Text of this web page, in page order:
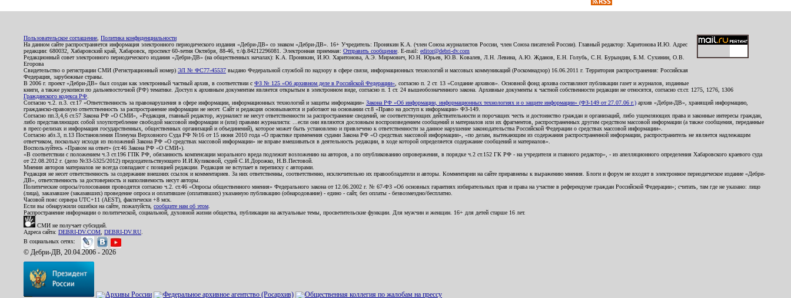
Пользовательское соглашение Политика конфиденциальности
На данном сайте распространяется информация электронного периодического издания «Дебри-ДВ» со знаком «Дебри-ДВ». 16+ Учредитель: Пронякин К.А. (член Союза журналистов России, член Союза писателей России). Главный редактор: Харитонова И.Ю. Адрес
редакции: 680032, Хабаровский край, Хабаровск, проспект 60-летия Октября, 88-46, т./ф.84212296081. Электронная приемная: Отправить сообщение . E-mail: editor@debri-dv.com
Редакционный совет электронного периодического издания «Дебри-ДВ» (на общественных началах): К.А. Пронякин, И.Ю. Харитонова, А.Э. Мирмович, Ю.Н. Юрьев, Ю.В. Ковалев, Л.Н. Левина, А.Ю. Жданов, Е.Н. Голубь, С.Н. Бурындин, Б.М. Сухинин, О.В.
Егорова
Свидетельство о регистрации СМИ (Регистрационный номер) ЭЛ № ФС77-45537 выдано Федеральной службой по надзору в сфере связи, информационных технологий и массовых коммуникаций (Роскомнадзор) 16.06.2011 г. Территория распространения: Российская
Федерация, зарубежные страны.
В 2006 г. проект «Дебри-ДВ» был создан как электронный частный архив, в соответствии с ФЗ № 125 «Об архивном деле в Российской Федерации» , согласно п. 2 ст. 13 «Создание архивов». Основной фонд архива составляют публикации газет и журналов, изданные
книги, а также рукописи по дальневосточной (РФ) тематике. Доступ к архивным документам является открытым в электронном виде, согласно п. 1 ст. 24 вышеобозначенного закона. Архивные документы к частной собственности редакции не относятся, согласно ст.ст. 1275, 1276, 1306
Гражданского кодекса РФ
Согласно ч.2. п.3. ст.17 «Ответственность за правонарушения в сфере информации, информационных технологий и защиты информации» Закона РФ «Об информации, информационных технологиях и о защите информации» (ФЗ-149 от 27.07.06 г.) архив «Дебри-ДВ», хранящий информацию,
гражданско-правовую ответственность за распространение информации не несет. Сайт и редакция основываются и работают на основании ст.8 «Право на доступ к информации» ФЗ-149.
Согласно пп.3,4,6 ст.57 Закона РФ «О СМИ», «Редакция, главный редактор, журналист не несут ответственности за распространение сведений, не соответствующих действительности и порочащих честь и достоинство граждан и организаций, либо ущемляющих права и законные интересы граждан,
либо представляющих собой злоупотребление свободой массовой информации и (или) правами журналиста: ...если они являются дословным воспроизведением сообщений и материалов или их фрагментов, распространенных другим средством массовой информации (а также сообщения, переданные
в пресс-релизах и информация государственных, общественных организаций и объединений), которое может быть установлено и привлечено к ответственности за данное нарушение законодательства Российской Федерации о средствах массовой информации».
Согласно абз.3, п.13 Постановления Пленума Верховного Суда РФ №16 от 15 июня 2010 года «О практике применения судами Закона РФ «О средствах массовой информации», «по делам, вытекающим из содержания распространенной информации, распространитель не является надлежащим
ответчиком, поскольку исходя из положений Закона РФ «О средствах массовой информации» не вправе вмешиваться в деятельность редакции, в ходе которой определяется содержание сообщений и материалов».
Воспользуйтесь «Правом на ответ» (ст.46 Закона РФ «О СМИ»).
«В соответствии с положением ч.3 ст.196 ГПК РФ, обязанность компенсации морального вреда подлежит возложению на авторов, а по опубликованию опровержения, в порядке ч.2 ст.152 ГК РФ - на учредителя и главного редактор», - из апелляционного определения Хабаровского краевого суда
от 22.08.2012 г. (дело №33-5325/2012) председательствующего И.И.Куликовой, судей С.И.Дорожко, Н.В.Пестовой.
Мнения авторов материалов не всегда совпадают с позицией редакции. Редакция не вступает в переписку с авторами.
Редакция не несет ответственность за содержание внешних ссылок и комментариев. За них ответственны, соответственно, исключительно их правообладатели и авторы. Комментарии на сайте приравнены к выражению мнения. Блоги и форум не входят в электронное периодическое издание «Дебри-
ДВ», ответственность за достоверность и наполняемость несут авторы.
Политические опросы/голосования проводятся согласно ч.2. ст.46 «Опросы общественного мнения» Федерального закона от 12.06.2002 г. № 67-ФЗ «Об основных гарантиях избирательных прав и права на участие в референдуме граждан Российской Федерации»; считать, там где не указано: лицо
(лица), заказавшее (заказавших) проведение опроса и оплатившее (оплативших) указанную публикацию (обнародование) - едино - сайт, без оплаты - безвозмездно/бесплатно.
Часовой пояс сервера UTC+11 (AEST), фактически +8 мск.
Если вы обнаружили ошибки на сайте, пожалуйста, сообщите нам об этом
Распространение информации о политической, социальной, духовной жизни общества, публикации на актуальные темы, просветительские функции. Для мужчин и женщин. 16+ для детей старше 16 лет.
СМИ не получает субсидий.
Адреса сайта: DEBRI-DV.COM DEBRI-DV.RU
В социальных сетях:
© Дебри-ДВ, 20.04.2006 - 2026